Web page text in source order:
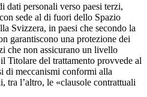
dati personali verso paesi terzi,
sede al di fuori dello Spazio
Svizzera, in paesi che secondo la
garantiscono una protezione dei
che non assicurano un livello
Titolare del trattamento provvede al
di meccanismi conformi alla
tra l’altro, le «clausole contrattuali